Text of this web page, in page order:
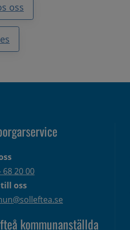
oss
68 20 00
oss
kommunanställda